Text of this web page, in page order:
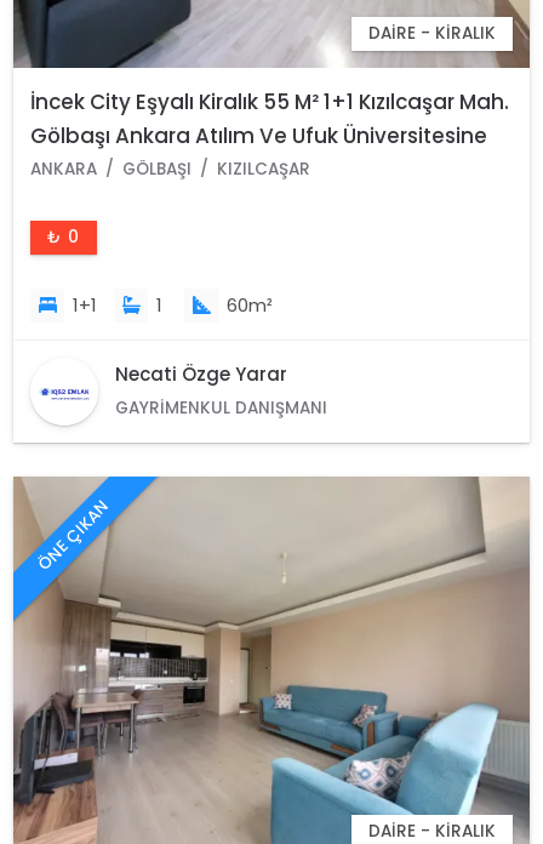
DAIRE - KIRALIK
İncek City Eşyalı Kiralık 55 M² 1+1 Kızılcaşar Mah.
Gölbaşı Ankara Atılım Ve Ufuk Üniversitesine
Yakın
ANKARA GÖLBAŞI KIZILCAŞAR
₺ 0
1+1 1 60m²
Necati Özge Yarar
GAYRIMENKUL DANIŞMANI
ÖNE ÇIKAN
DAIRE - KIRALIK